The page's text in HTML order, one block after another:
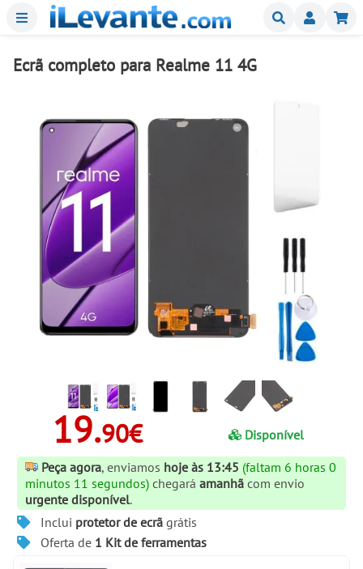
Menu Buscar
Ecrã completo para Realme 11 4G
19.90€
Disponível
Peça agora, enviamos hoje às 13:45 (faltam 6 horas 0
minutos 10 segundos) chegará amanhã com envio
urgente disponível.
Inclui protetor de ecrãgrátis
Oferta de 1 Kit de ferramentas